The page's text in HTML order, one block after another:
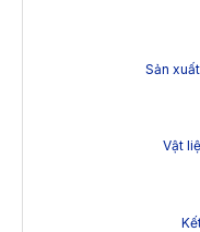
Sản
Vật